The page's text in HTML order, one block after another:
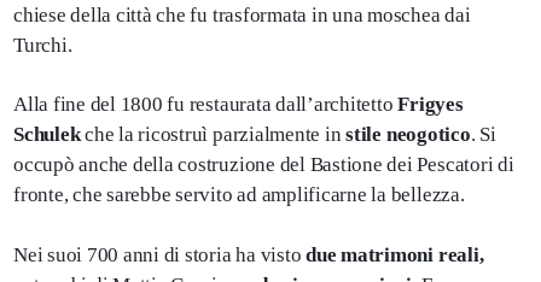
chiese della città che fu trasformata in una moschea dai
Turchi.
Alla fine del 1800 fu restaurata dall’architettoFrigyes
Schulekche la ricostruì parzialmente instile neogotico. Si
occupò anche della costruzione del Bastione dei Pescatori di
fronte, che sarebbe servito ad amplificarne la bellezza.
Nei suoi 700 anni di storia ha vistodue matrimoni reali,